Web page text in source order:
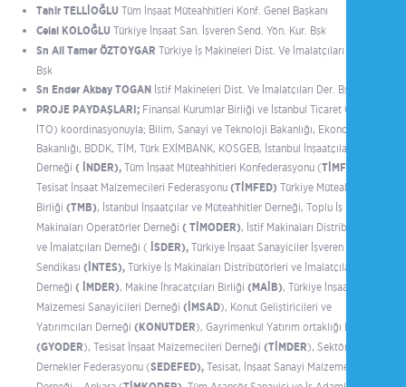
Tahir TELLİOĞLU Tüm İnşaat Müteahhitleri Konf. Genel Başkanı
Celal KOLOĞLU Türkiye İnşaat San. İşveren Send. Yön. Kur. Bşk
Sn Ali Tamer ÖZTOYGAR Türkiye İş Makineleri Dist. Ve İmalatçıları Bir.
Bşk
Sn Ender Akbay TOGAN İstif Makineleri Dist. Ve İmalatçıları Der. Bşk
PROJE PAYDAŞLARI; Finansal Kurumlar Birliği ve İstanbul Ticaret Odası (
İTO) koordinasyonuyla; Bilim, Sanayi ve Teknoloji Bakanlığı, Ekonomi
Bakanlığı, BDDK, TİM, Türk EXİMBANK, KOSGEB, İstanbul İnşaatçılar
Derneği ( İNDER), Tüm İnşaat Müteahhitleri Konfederasyonu (TİMFED )
Tesisat İnşaat Malzemecileri Federasyonu (TİMFED) Türkiye Müteahhitler
Birliği (TMB), İstanbul İnşaatçılar ve Müteahhitler Derneği, Toplu İş
Makinaları Operatörler Derneği ( TİMODER), İstif Makinaları Distribütörleri
ve İmalatçıları Derneği ( İSDER), Türkiye İnşaat Sanayiciler İşveren
Sendikası (İNTES), Türkiye İş Makinaları Distribütörleri ve İmalatçılar
Derneği ( İMDER), Makine İhracatçıları Birliği (MAİB), Türkiye İnşaat
Malzemesi Sanayicileri Derneği (İMSAD), Konut Geliştiricileri ve
Yatırımcıları Derneği (KONUTDER), Gayrimenkul Yatırım ortaklığı Derneği
(GYODER), Tesisat İnşaat Malzemecileri Derneği (TİMDER), Sektörel
Dernekler Federasyonu (SEDEFED), Tesisat, İnşaat Sanayi Malzemecileri